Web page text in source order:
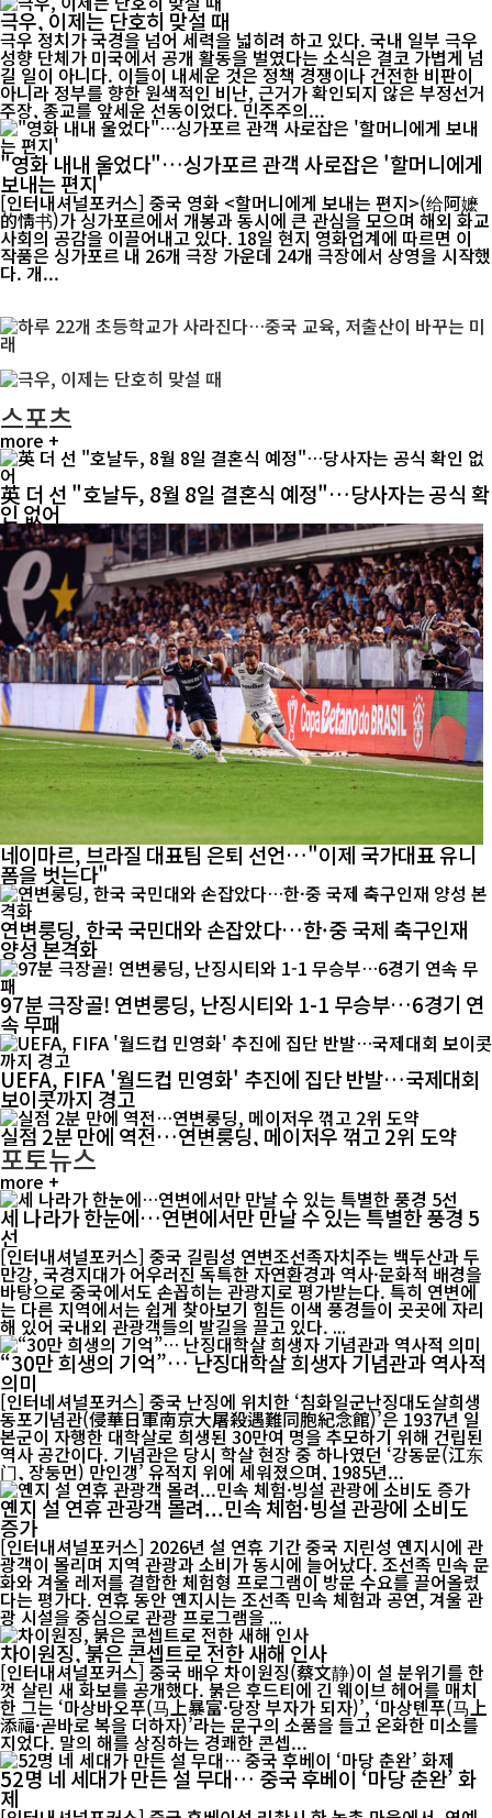
극우, 이제는 단호히 맞설 때
극우 정치가 국경을 넘어 세력을 넓히려 하고 있다. 국내 일부 극우
성향 단체가 미국에서 공개 활동을 벌였다는 소식은 결코 가볍게 넘
길 일이 아니다. 이들이 내세운 것은 정책 경쟁이나 건전한 비판이
아니라 정부를 향한 원색적인 비난, 근거가 확인되지 않은 부정선거
주장, 종교를 앞세운 선동이었다. 민주주의...
"영화 내내 울었다"…싱가포르 관객 사로잡은 '할머니에게
보내는 편지'
[인터내셔널포커스] 중국 영화 <할머니에게 보내는 편지>(给阿嬷
的情书)가 싱가포르에서 개봉과 동시에 큰 관심을 모으며 해외 화교
사회의 공감을 이끌어내고 있다. 18일 현지 영화업계에 따르면 이
작품은 싱가포르 내 26개 극장 가운데 24개 극장에서 상영을 시작했
다. 개...
스포츠
more +
英 더 선 "호날두, 8월 8일 결혼식 예정"…당사자는 공식 확
인 없어
네이마르, 브라질 대표팀 은퇴 선언…"이제 국가대표 유니
폼을 벗는다"
연변룽딩, 한국 국민대와 손잡았다…한·중 국제 축구인재
양성 본격화
97분 극장골! 연변룽딩, 난징시티와 1-1 무승부…6경기 연
속 무패
UEFA, FIFA '월드컵 민영화' 추진에 집단 반발…국제대회
보이콧까지 경고
실점 2분 만에 역전…연변룽딩, 메이저우 꺾고 2위 도약
포토뉴스
more +
세 나라가 한눈에…연변에서만 만날 수 있는 특별한 풍경 5
선
[인터내셔널포커스] 중국 길림성 연변조선족자치주는 백두산과 두
만강, 국경지대가 어우러진 독특한 자연환경과 역사·문화적 배경을
바탕으로 중국에서도 손꼽히는 관광지로 평가받는다. 특히 연변에
는 다른 지역에서는 쉽게 찾아보기 힘든 이색 풍경들이 곳곳에 자리
해 있어 국내외 관광객들의 발길을 끌고 있다. ...
“30만 희생의 기억”… 난징대학살 희생자 기념관과 역사적
의미
[인터네셔널포커스] 중국 난징에 위치한 ‘침화일군난징대도살희생
동포기념관(侵華日軍南京大屠殺遇難同胞紀念館)’은 1937년 일
본군이 자행한 대학살로 희생된 30만여 명을 추모하기 위해 건립된
역사 공간이다. 기념관은 당시 학살 현장 중 하나였던 ‘강동문(江东
门, 장둥먼) 만인갱’ 유적지 위에 세워졌으며, 1985년...
옌지 설 연휴 관광객 몰려...민속 체험·빙설 관광에 소비도
증가
[인터내셔널포커스] 2026년 설 연휴 기간 중국 지린성 옌지시에 관
광객이 몰리며 지역 관광과 소비가 동시에 늘어났다. 조선족 민속 문
화와 겨울 레저를 결합한 체험형 프로그램이 방문 수요를 끌어올렸
다는 평가다. 연휴 동안 옌지시는 조선족 민속 체험과 공연, 겨울 관
광 시설을 중심으로 관광 프로그램을 ...
차이원징, 붉은 콘셉트로 전한 새해 인사
[인터내셔널포커스] 중국 배우 차이원징(蔡文静)이 설 분위기를 한
껏 살린 새 화보를 공개했다. 붉은 후드티에 긴 웨이브 헤어를 매치
한 그는 ‘마상바오푸(马上暴富·당장 부자가 되자)’, ‘마상톈푸(马上
添福·곧바로 복을 더하자)’라는 문구의 소품을 들고 온화한 미소를
지었다. 말의 해를 상징하는 경쾌한 콘셉...
52명 네 세대가 만든 설 무대… 중국 후베이 ‘마당 춘완’ 화
제